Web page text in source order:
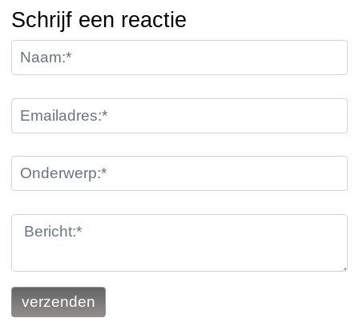
Schrijf een reactie